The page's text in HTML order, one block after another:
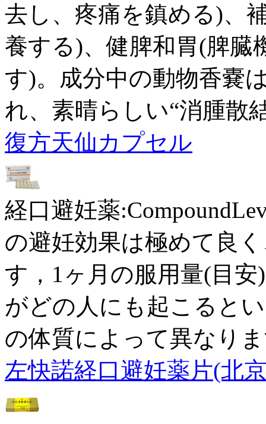
去し、疼痛を鎮める)、
養する)、健脾和胃(脾臓
す)。成分中の動物香嚢
れ、素晴らしい“消腫散
復方天仙カプセル
経口避妊薬
の避妊効果は極めて良
す，1ヶ月の服用量(目
がどの人にも起こると
の体質によって異なり
左快諾経口避妊薬片(北